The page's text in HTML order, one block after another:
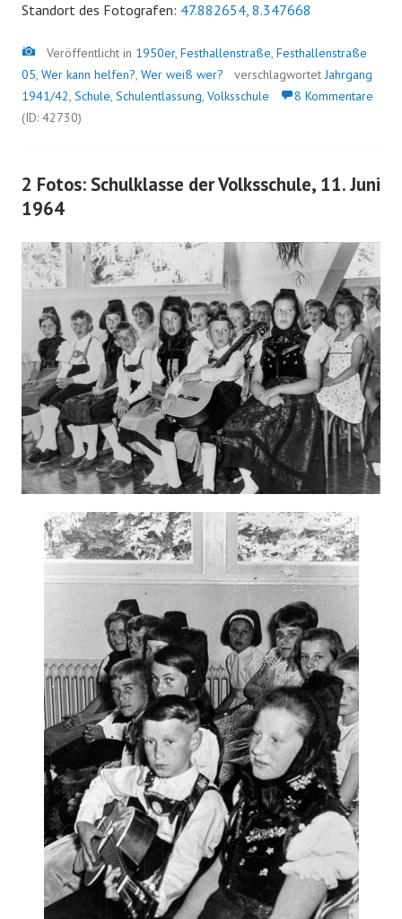
Standort des Fotografen: 47.882654, 8.347668
Bild
Veröffentlicht in 1950er, Festhallenstraße, Festhallenstraße
05, Wer kann helfen?, Wer weiß wer? verschlagwortetJahrgang
1941/42, Schule, Schulentlassung, Volksschule
8 Kommentare
(ID: 42730)
2 Fotos: Schulklasse der Volksschule, 11. Juni
1964